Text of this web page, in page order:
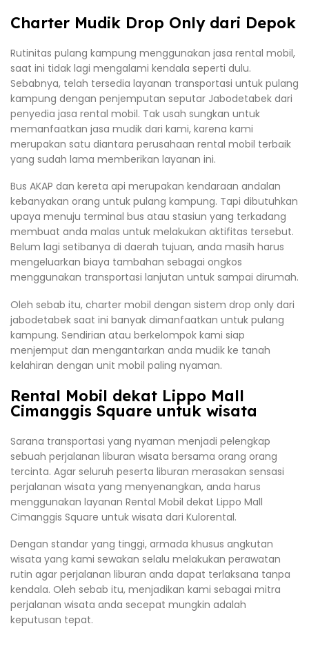
Charter Mudik Drop Only dari Depok
Rutinitas pulang kampung menggunakan jasa rental mobil,
saat ini tidak lagi mengalami kendala seperti dulu.
Sebabnya, telah tersedia layanan transportasi untuk pulang
kampung dengan penjemputan seputar Jabodetabek dari
penyedia jasa rental mobil. Tak usah sungkan untuk
memanfaatkan jasa mudik dari kami, karena kami
merupakan satu diantara perusahaan rental mobil terbaik
yang sudah lama memberikan layanan ini.
Bus AKAP dan kereta api merupakan kendaraan andalan
kebanyakan orang untuk pulang kampung. Tapi dibutuhkan
upaya menuju terminal bus atau stasiun yang terkadang
membuat anda malas untuk melakukan aktifitas tersebut.
Belum lagi setibanya di daerah tujuan, anda masih harus
mengeluarkan biaya tambahan sebagai ongkos
menggunakan transportasi lanjutan untuk sampai dirumah.
Oleh sebab itu, charter mobil dengan sistem drop only dari
jabodetabek saat ini banyak dimanfaatkan untuk pulang
kampung. Sendirian atau berkelompok kami siap
menjemput dan mengantarkan anda mudik ke tanah
kelahiran dengan unit mobil paling nyaman.
Rental Mobil dekat Lippo Mall
Cimanggis Square untuk wisata
Sarana transportasi yang nyaman menjadi pelengkap
sebuah perjalanan liburan wisata bersama orang orang
tercinta. Agar seluruh peserta liburan merasakan sensasi
perjalanan wisata yang menyenangkan, anda harus
menggunakan layanan Rental Mobil dekat Lippo Mall
Cimanggis Square untuk wisata dari Kulorental.
Dengan standar yang tinggi, armada khusus angkutan
wisata yang kami sewakan selalu melakukan perawatan
rutin agar perjalanan liburan anda dapat terlaksana tanpa
kendala. Oleh sebab itu, menjadikan kami sebagai mitra
perjalanan wisata anda secepat mungkin adalah
keputusan tepat.